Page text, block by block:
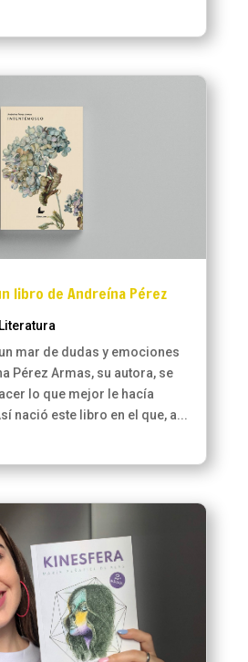
libro de Andreína Pérez
Literatura
mar de dudas y emociones
Pérez Armas, su autora, se
lo que mejor le hacía
nació este libro en el que, a...